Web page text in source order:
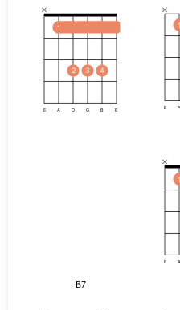
1
2 3 4
E A D G B E
1
E A
1
E A
B7